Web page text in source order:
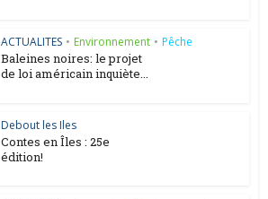
ACTUALITES • Environnement • Pêche
Baleines noires: le projet
de loi américain inquiète...
Debout les Iles
Contes en Îles : 25e
édition!